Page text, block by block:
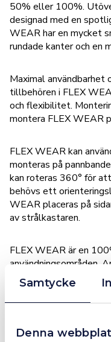
Samtycke
Denna
50% eller 100%.
designad med en
WEAR har en mycket
rundade kanter och en
Maximal
tillbehören i FLEX
och flexibilitet.
montera FLEX WEAR
FLEX WEAR kan
monteras på
kan roteras 360° för
behövs ett
WEAR placeras på
av strålkastaren.
FLEX WEAR är en
användningsområden.
eller byxfickan med
den speciella
monterad på
och fixeras med den